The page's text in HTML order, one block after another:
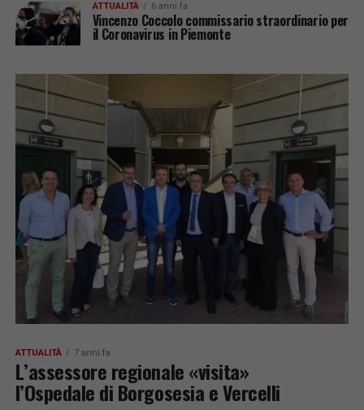
ATTUALITÀ 6 anni fa
Vincenzo Coccolo commissario straordinario per
il Coronavirus in Piemonte
ATTUALITÀ 7 anni fa
L’assessore regionale «visita»
l’Ospedale di Borgosesia e Vercelli